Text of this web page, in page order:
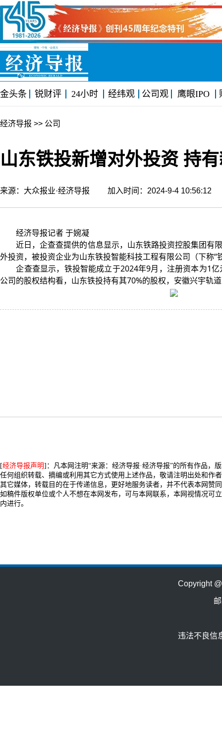
金头条 锐财评 24小时 经纬观 公司观 鹰眼IPO
经济导报 >> 公司
山东铁投新增对外投资 持
来源：大众报业·经济导报 加入时间：2024-9-4
经济导报记者 于婉凝
近日，企查查提供的信息显示，山东铁路投资控股集团有限
外投资，被投资企业为山东铁投智能科技工程有限公司（下称“
企查查显示，铁投智能成立于2024年9月，注册资本为1亿
公司的股权结构看，山东铁投持有其70%的股权，安徽兴宇轨
[经济导报声明]：凡本网注明“来源：经济导报·经济导报”的所有作品，
任何组织转载、摘编或利用其它方式使用上述作品，敬请注明出处和作
其它媒体，转载目的在于传递信息，更好地服务读者，并不代表本网赞
如稿件版权单位或个人不想在本网发布，可与本网联系，本网视情况可
内进行。
Copyright
违法不良信